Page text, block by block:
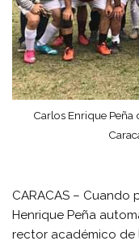
Carlos Enrique Peña
CARACAS –
Henrique Peña
rector académico de